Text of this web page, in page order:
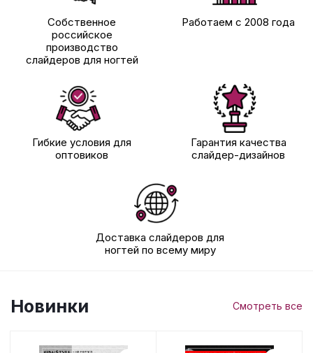
Собственное
российское
производство
слайдеров для ногтей
Работаем с 2008 года
Гибкие условия для
оптовиков
Гарантия качества
слайдер-дизайнов
Доставка слайдеров для
ногтей по всему миру
Новинки Смотреть все